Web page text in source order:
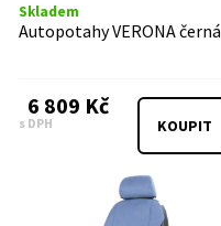
Skladem
Autopotahy VERONA černá
6 809 Kč
s DPH KOUPIT